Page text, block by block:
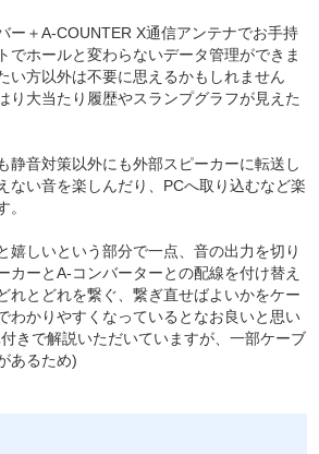
ー＋A-COUNTER X通信アンテナでお手持
でホールと変わらないデータ管理ができま
い方以外は不要に思えるかもしれません
り大当たり履歴やスランプグラフが見えた
静音対策以外にも外部スピーカーに転送し
ない音を楽しんだり、PCへ取り込むなど楽
。
嬉しいという部分で一点、音の出力を切り
カーとA-コンバーターとの配線を付け替え
れとどれを繋ぐ、繋ぎ直せばよいかをケー
わかりやすくなっているとなお良いと思い
きで解説いただいていますが、一部ケーブ
あるため)